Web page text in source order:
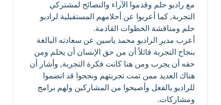
مع راديو حلم وقدموا الآراء والنصائح لمشتركي
التجربة, كما أعربوا عن أحلامهم المستقبلية لراديو
حلم ومناقشة الخطوات القادمة.
أعرب مدير الراديو محمد ياسين عن سعادته البالغة
بنجاح التجربة قائلاً أن من حق الإنسان أن يحلم ومن
حقه أن يجرب ومن هنا كانت فكرة التجربة, وأشار أن
هناك العديد ممن تمت تجربتهم ونجحوا قد انضموا
للراديو بالفعل وأصبحوا من المشاركين ولهم برامج
ومشاركات.